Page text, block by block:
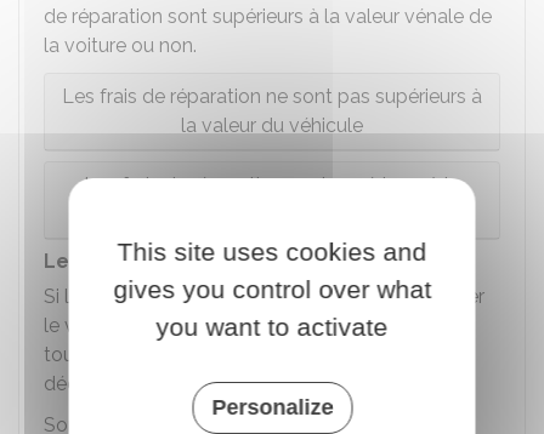
de réparation sont supérieurs à la valeur vénale de
la voiture ou non.
Les frais de réparation ne sont pas supérieurs à
la valeur du véhicule
Les frais de réparation sont supérieurs à la
Le véhicule est techniquement irréparable
Si l'expert constate qu'il est impossible de réparer
le véhicule en lui permettant de circuler avec
toutes ses caractéristiques de sécurité, il doit le
déclarer
techniquement irréparable
Sont considérés comme
techniquement
This site uses cookies and
gives you control over what
you want to activate
Personalize